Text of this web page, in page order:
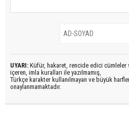
UYARI: Küfür, hakaret, rencide edici cümleler
içeren, imla kuralları ile yazılmamış,
Türkçe karakter kullanılmayan ve büyük
onaylanmamaktadır.